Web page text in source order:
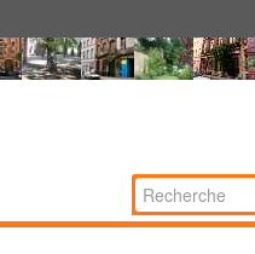
Chercher par
Recherche